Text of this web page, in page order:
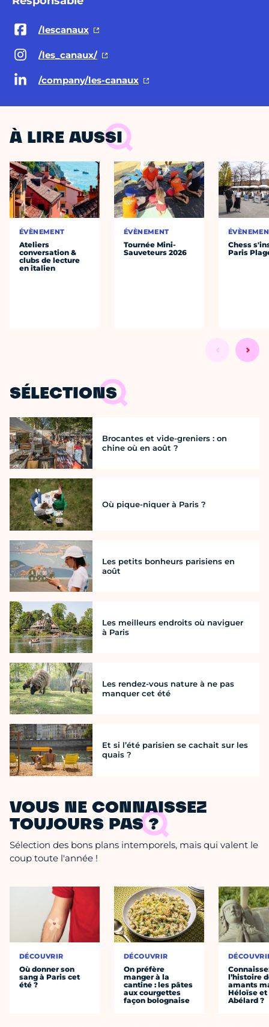
/lescanaux
/les_canaux/
/company/les-canaux
À LIRE AUSSI
ÉVÈNEMENT
Ateliers
conversation &
clubs de lecture
en italien
ÉVÈNEMENT
Tournée Mini-
Sauveteurs 2026
Chess
Paris
SÉLECTIONS
Brocantes et vide-greniers : on
chine où en août ?
Où pique-niquer à Paris ?
Les petits bonheurs parisiens en
août
Les meilleurs endroits où naviguer
à Paris
Les rendez-vous nature à ne pas
manquer cet été
Et si l’été parisien se cachait sur les
quais ?
VOUS NE CONNAISSEZ
TOUJOURS PAS ?
Sélection des bons plans intemporels, mais qui valent le
coup toute l'année !
DÉCOUVRIR
Où donner son
sang à Paris cet
été ?
DÉCOUVRIR
On préfère
manger à la
cantine : les pâtes
aux courgettes
façon bolognaise
l’histoire
amants
Héloïse et
Abélard ?